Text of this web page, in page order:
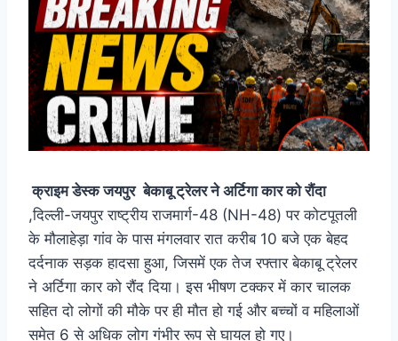
क्राइम डेस्क जयपुर बेकाबू ट्रेलर ने अर्टिगा कार को रौंदा
,दिल्ली-जयपुर राष्ट्रीय राजमार्ग-48 (NH-48) पर कोटपूतली
के मौलाहेड़ा गांव के पास मंगलवार रात करीब 10 बजे एक बेहद
दर्दनाक सड़क हादसा हुआ, जिसमें एक तेज रफ्तार बेकाबू ट्रेलर
ने अर्टिगा कार को रौंद दिया। इस भीषण टक्कर में कार चालक
सहित दो लोगों की मौके पर ही मौत हो गई और बच्चों व महिलाओं
समेत 6 से अधिक लोग गंभीर रूप से घायल हो गए।